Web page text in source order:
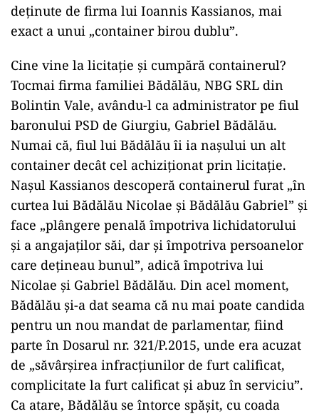
deținute de firma lui Ioannis Kassianos, mai
exact a unui „container birou dublu”.
Cine vine la licitație și cumpără containerul?
Tocmai firma familiei Bădălău, NBG SRL din
Bolintin Vale, avându-l ca administrator pe fiul
baronului PSD de Giurgiu, Gabriel Bădălău.
Numai că, fiul lui Bădălău îi ia nașului un alt
container decât cel achiziționat prin licitație.
Nașul Kassianos descoperă containerul furat „în
curtea lui Bădălău Nicolae și Bădălău Gabriel” și
face „plângere penală împotriva lichidatorului
și a angajaților săi, dar și împotriva persoanelor
care dețineau bunul”, adică împotriva lui
Nicolae și Gabriel Bădălău. Din acel moment,
Bădălău și-a dat seama că nu mai poate candida
pentru un nou mandat de parlamentar, fiind
parte în Dosarul nr. 321/P.2015, unde era acuzat
de „săvârșirea infracțiunilor de furt calificat,
complicitate la furt calificat și abuz în serviciu”.
Ca atare, Bădălău se întorce spășit, cu coada